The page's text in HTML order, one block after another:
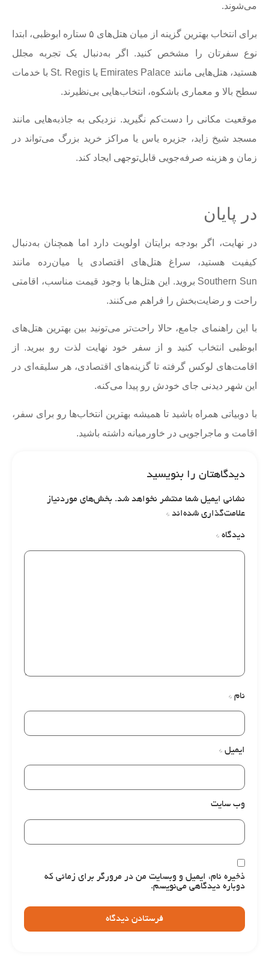
می‌شوند.
برای انتخاب بهترین گزینه از میان هتل‌های ۵ ستاره ابوظبی، ابتدا
نوع سفرتان را مشخص کنید. اگر به‌دنبال یک تجربه مجلل
هستید، هتل‌هایی مانند Emirates Palace یا St. Regis با خدمات
سطح بالا و معماری باشکوه، انتخاب‌هایی بی‌نظیرند.
موقعیت مکانی را دست‌کم نگیرید. نزدیکی به جاذبه‌هایی مانند
مسجد شیخ زاید، جزیره یاس یا مراکز خرید بزرگ می‌تواند در
زمان و هزینه صرفه‌جویی قابل‌توجهی ایجاد کند.
در پایان
در نهایت، اگر بودجه برایتان اولویت دارد اما همچنان به‌دنبال
کیفیت هستید، سراغ هتل‌های اقتصادی یا میان‌رده مانند
Southern Sun بروید. این هتل‌ها با وجود قیمت مناسب، اقامتی
راحت و رضایت‌بخش را فراهم می‌کنند.
با این راهنمای جامع، حالا راحت‌تر می‌تونید بین بهترین هتل‌های
ابوظبی انتخاب کنید و از سفر خود نهایت لذت رو ببرید. از
اقامت‌های لوکس گرفته تا گزینه‌های اقتصادی، هر سلیقه‌ای در
این شهر دیدنی جای خودش رو پیدا می‌کنه.
با دوبیاتی همراه باشید تا همیشه بهترین انتخاب‌ها رو برای سفر،
اقامت و ماجراجویی در خاورمیانه داشته باشید.
دیدگاهتان را بنویسید
نشانی ایمیل شما منتشر نخواهد شد. بخش‌های موردنیاز
علامت‌گذاری شده‌اند *
دیدگاه *
نام *
ایمیل *
وب‌ سایت
ذخیره نام، ایمیل و وبسایت من در مرورگر برای زمانی که
دوباره دیدگاهی می‌نویسم.